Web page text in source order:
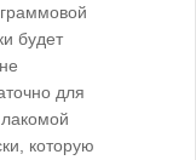
будет
для
которую